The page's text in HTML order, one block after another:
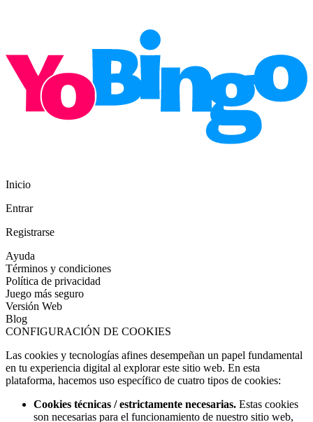
Inicio
Entrar
Registrarse
Ayuda
Términos y condiciones
Política de privacidad
Juego más seguro
Versión Web
Blog
CONFIGURACIÓN DE COOKIES
Las cookies y tecnologías afines desempeñan un papel fundamental
en tu experiencia digital al explorar este sitio web. En esta
plataforma, hacemos uso específico de cuatro tipos de cookies:
Cookies técnicas / estrictamente necesarias. Estas cookies
son necesarias para el funcionamiento de nuestro sitio web,